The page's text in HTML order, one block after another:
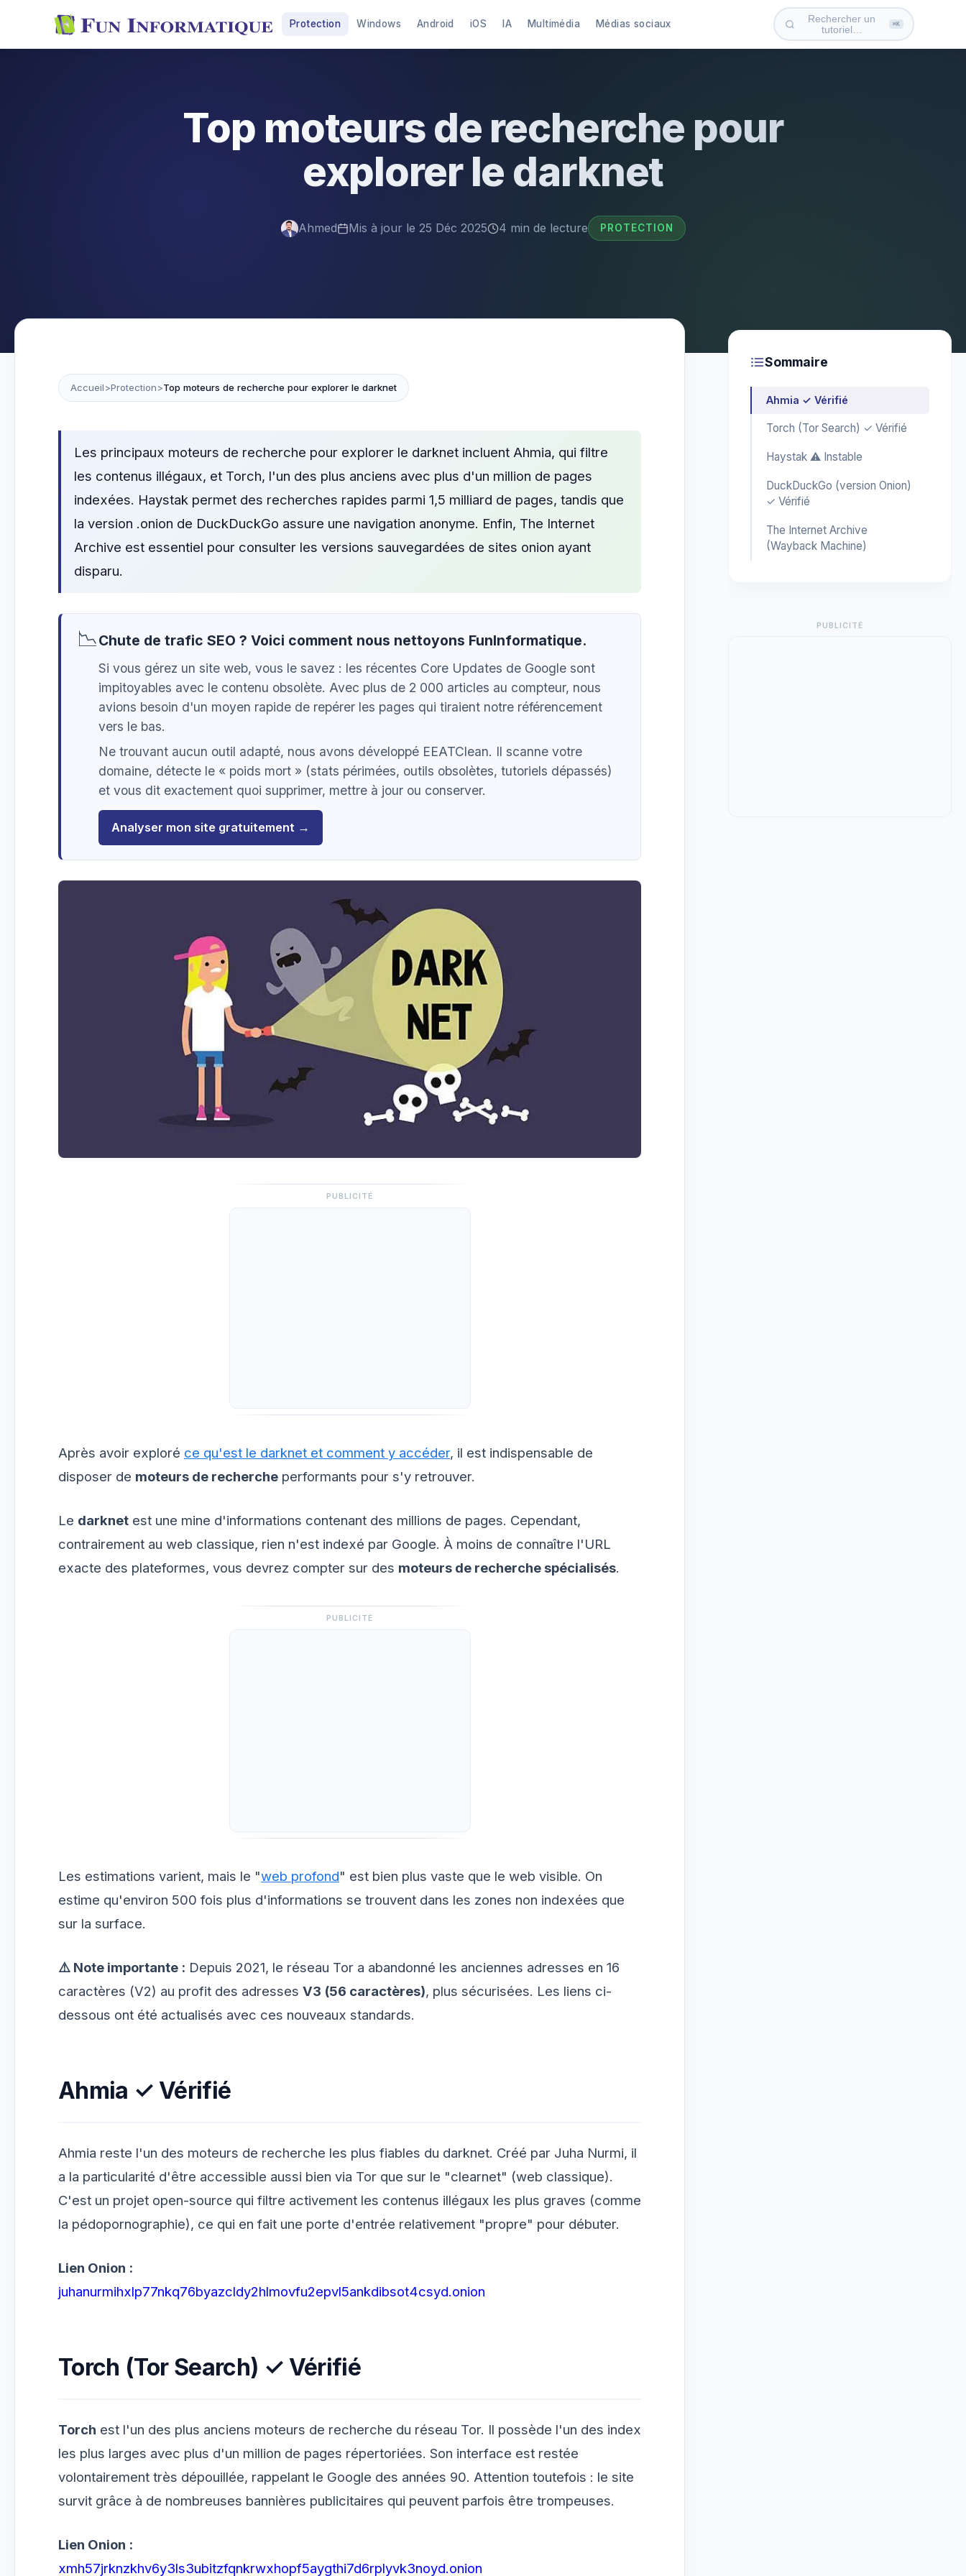
Protection Windows Android iOS IA Multimédia Médias sociaux
Rechercher un
tutoriel…
⌘K
Top moteurs de recherche pour
explorer le darknet
Ahmed Mis à jour le 25 Déc 2025 4 min de lecture PROTECTION
Accueil>Protection>Top moteurs de recherche pour explorer le darknet
Les principaux moteurs de recherche pour explorer le darknet incluent Ahmia, qui filtre
les contenus illégaux, et Torch, l'un des plus anciens avec plus d'un million de pages
indexées. Haystak permet des recherches rapides parmi 1,5 milliard de pages, tandis que
la version .onion de DuckDuckGo assure une navigation anonyme. Enfin, The Internet
Archive est essentiel pour consulter les versions sauvegardées de sites onion ayant
disparu.
📉Chute de trafic SEO ? Voici comment nous nettoyons FunInformatique.
Si vous gérez un site web, vous le savez : les récentes Core Updates de Google sont
impitoyables avec le contenu obsolète. Avec plus de 2 000 articles au compteur, nous
avions besoin d'un moyen rapide de repérer les pages qui tiraient notre référencement
vers le bas.
Ne trouvant aucun outil adapté, nous avons développé EEATClean. Il scanne votre
domaine, détecte le « poids mort » (stats périmées, outils obsolètes, tutoriels dépassés)
et vous dit exactement quoi supprimer, mettre à jour ou conserver.
Analyser mon site gratuitement →
PUBLICITÉ
Après avoir exploré ce qu'est le darknet et comment y accéder, il est indispensable de
disposer de moteurs de recherche performants pour s'y retrouver.
Le darknet est une mine d'informations contenant des millions de pages. Cependant,
contrairement au web classique, rien n'est indexé par Google. À moins de connaître l'URL
exacte des plateformes, vous devrez compter sur des moteurs de recherche spécialisés.
PUBLICITÉ
Les estimations varient, mais le "web profond" est bien plus vaste que le web visible. On
estime qu'environ 500 fois plus d'informations se trouvent dans les zones non indexées que
sur la surface.
⚠️ Note importante : Depuis 2021, le réseau Tor a abandonné les anciennes adresses en 16
caractères (V2) au profit des adresses V3 (56 caractères), plus sécurisées. Les liens ci-
dessous ont été actualisés avec ces nouveaux standards.
Ahmia ✓ Vérifié
Ahmia reste l'un des moteurs de recherche les plus fiables du darknet. Créé par Juha Nurmi, il
a la particularité d'être accessible aussi bien via Tor que sur le "clearnet" (web classique).
C'est un projet open-source qui filtre activement les contenus illégaux les plus graves (comme
la pédopornographie), ce qui en fait une porte d'entrée relativement "propre" pour débuter.
Lien Onion :
juhanurmihxlp77nkq76byazcldy2hlmovfu2epvl5ankdibsot4csyd.onion
Torch (Tor Search) ✓ Vérifié
Torch est l'un des plus anciens moteurs de recherche du réseau Tor. Il possède l'un des index
les plus larges avec plus d'un million de pages répertoriées. Son interface est restée
volontairement très dépouillée, rappelant le Google des années 90. Attention toutefois : le site
survit grâce à de nombreuses bannières publicitaires qui peuvent parfois être trompeuses.
Lien Onion :
xmh57jrknzkhv6y3ls3ubitzfqnkrwxhopf5aygthi7d6rplyvk3noyd.onion
Sommaire
Ahmia ✓ Vérifié
Torch (Tor Search) ✓ Vérifié
Haystak ⚠️ Instable
DuckDuckGo (version Onion)
✓ Vérifié
The Internet Archive
(Wayback Machine)
PUBLICITÉ